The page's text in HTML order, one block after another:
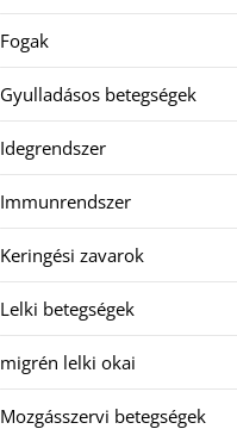
Fogak
Gyulladásos betegségek
Idegrendszer
Immunrendszer
Keringési zavarok
Lelki betegségek
migrén lelki okai
Mozgásszervi betegségek